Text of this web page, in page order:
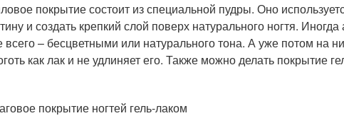
покрытие состоит из специальной пудры. Оно
и создать крепкий слой поверх натурального ногтя.
всего – бесцветными или натурального тона. А уже потом на
как лак и не удлиняет его. Также можно делать покрытие
покрытие ногтей гель-лаком